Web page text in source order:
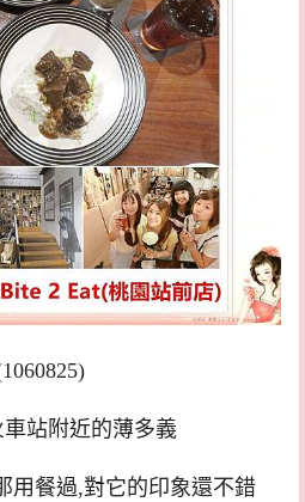
站附近的薄多義
用餐過,對它的印象還不錯